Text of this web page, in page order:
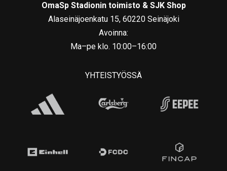
OmaSp Stadionin toimisto & SJK Shop
Alaseinäjoenkatu 15, 60220 Seinäjoki
Avoinna:
Ma–pe klo. 10:00–16:00
YHTEISTYÖSSÄ